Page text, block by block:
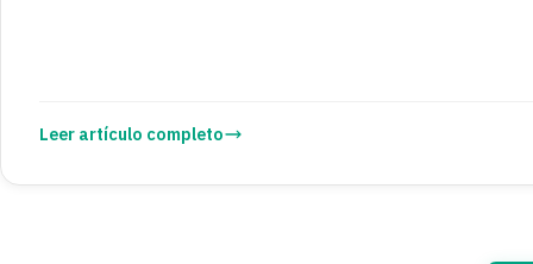
Leer artículo completo